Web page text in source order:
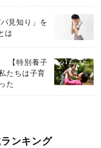
見知り」を
は
【特別養子
たちは子育
た
ンキング